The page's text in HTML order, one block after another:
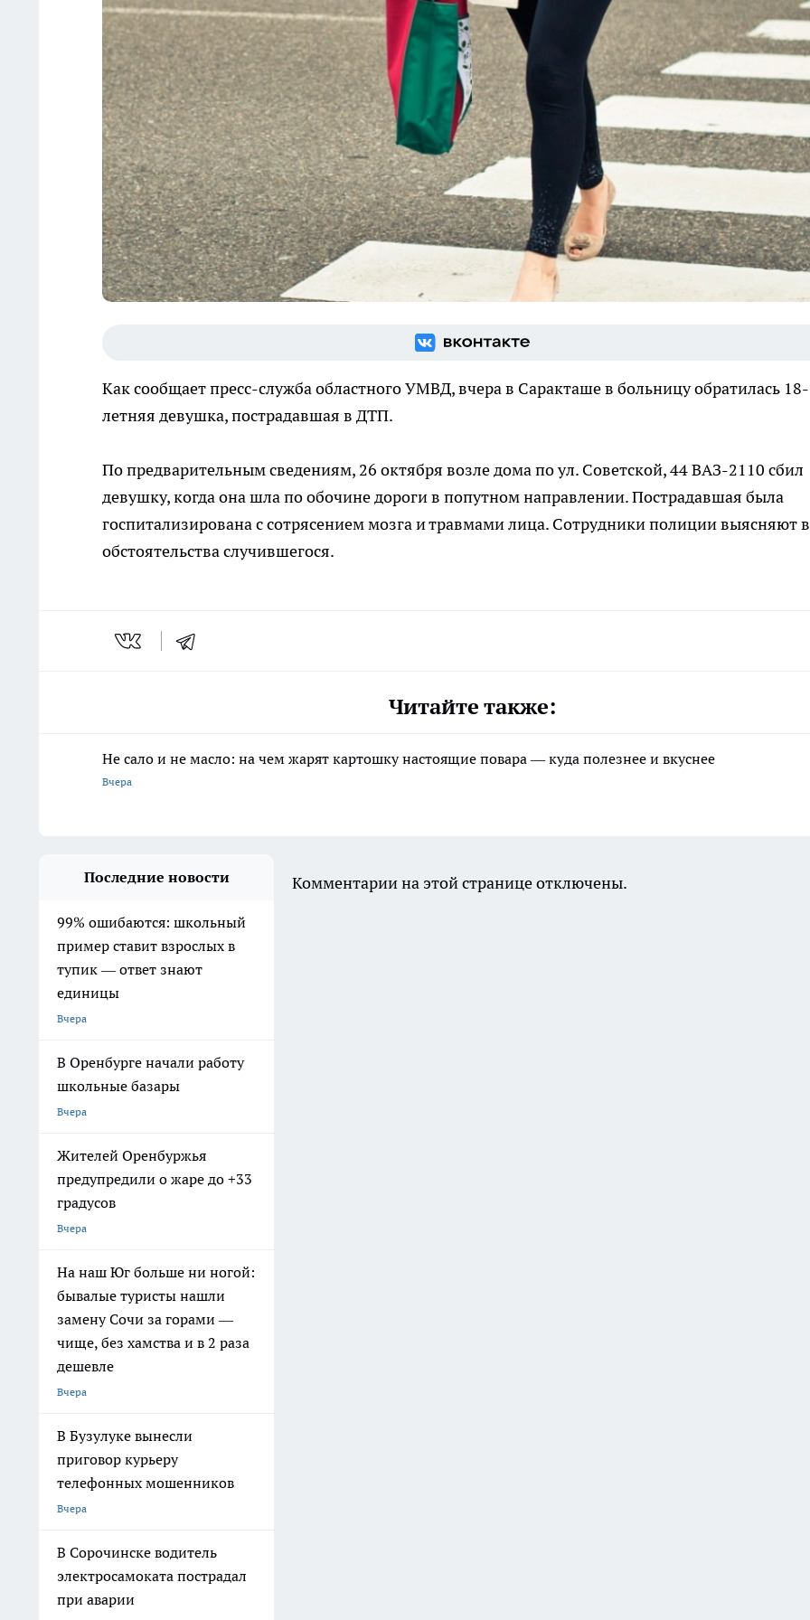
Как сообщает пресс-служба областного УМВД, вчера в Саракташе в больницу обратилась 18-
летняя девушка, пострадавшая в ДТП.
По предварительным сведениям, 26 октября возле дома по ул. Советской, 44 ВАЗ-2110 сбил
девушку, когда она шла по обочине дороги в попутном направлении. Пострадавшая была
госпитализирована с сотрясением мозга и травмами лица. Сотрудники полиции выясняют
обстоятельства случившегося.
Читайте также:
Не сало и не масло: на чем жарят картошку настоящие повара — куда полезнее и вкуснее
Вчера
Последние новости
99% ошибаются: школьный
пример ставит взрослых в
тупик — ответ знают
единицы
Вчера
В Оренбурге начали работу
школьные базары
Вчера
Жителей Оренбуржья
предупредили о жаре до +33
градусов
Вчера
На наш Юг больше ни ногой:
бывалые туристы нашли
замену Сочи за горами —
чище, без хамства и в 2 раза
дешевле
Вчера
В Бузулуке вынесли
приговор курьеру
телефонных мошенников
Вчера
В Сорочинске водитель
электросамоката пострадал
при аварии
Комментарии на этой странице отключены.